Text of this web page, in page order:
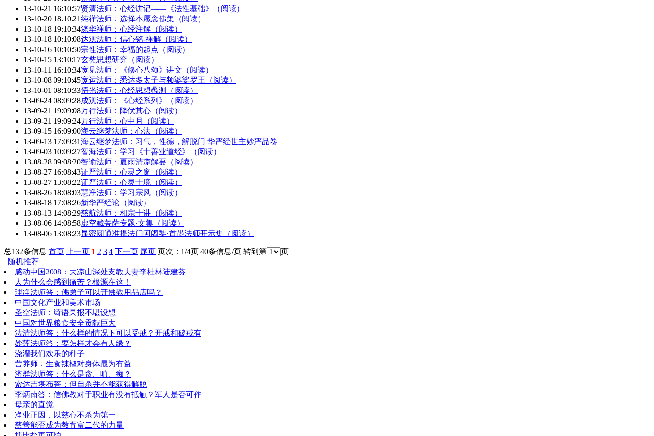
13-10-21 16:10:57贤清法师：心经讲记——《法性基础》（阅读）
13-10-20 18:10:21纯祥法师：选择本愿念佛集（阅读）
13-10-18 19:10:34涤华禅师：心经注解（阅读）
13-10-18 10:10:08达观法师：信心铭-禅解（阅读）
13-10-16 10:10:50宗性法师：幸福的起点（阅读）
13-10-15 13:10:17玄奘思想研究（阅读）
13-10-11 16:10:34宽见法师：《修心八颂》讲文（阅读）
13-10-08 09:10:45宽运法师：悉达多太子与频婆娑罗王（阅读）
13-10-01 08:10:33悟光法师：心经思想蠡测（阅读）
13-09-24 08:09:28成观法师：《心经系列》（阅读）
13-09-21 19:09:08万行法师：降伏其心（阅读）
13-09-21 19:09:24万行法师：心中月（阅读）
13-09-15 16:09:00海云继梦法师：心法（阅读）
13-09-13 17:09:31海云继梦法师：习气，性德，解脱门 华严经世主妙严品卷
13-09-03 10:09:27智海法师：学习《十善业道经》（阅读）
13-08-28 09:08:20智谕法师：夏雨清凉解要（阅读）
13-08-27 16:08:43证严法师：心灵之窗（阅读）
13-08-27 13:08:22证严法师：心灵十境（阅读）
13-08-26 18:08:03慧净法师：学习宗风（阅读）
13-08-18 17:08:26新华严经论（阅读）
13-08-13 14:08:29慈航法师：相宗十讲（阅读）
13-08-06 14:08:58虚空藏菩萨专题·文集（阅读）
13-08-06 13:08:23显密圆通准提法门阿阇黎·首愚法师开示集（阅读）
总132条信息 首页 上一页 1 2 3 4 下一页 尾页 页次：1/4页 40条信息/页 转到第
页
随机推荐
感动中国2008：大凉山深处支教夫妻李桂林陆建芬
人为什么会感到痛苦？根源在这！
理净法师答：佛弟子可以开佛教用品店吗？
中国文化产业和美术市场
圣空法师：绮语果报不堪设想
中国对世界粮食安全贡献巨大
法清法师答：什么样的情况下可以受戒？开戒和破戒有
妙莲法师答：要怎样才会有人缘？
浇灌我们欢乐的种子
营养师：生食辣椒对身体最为有益
济群法师答：什么是贪、嗔、痴？
索达吉堪布答：但自杀并不能获得解脱
李炳南答：信佛教对于职业有没有抵触？军人是否可作
母亲的直觉
净业正因，以慈心不杀为第一
慈善能否成为教育富二代的力量